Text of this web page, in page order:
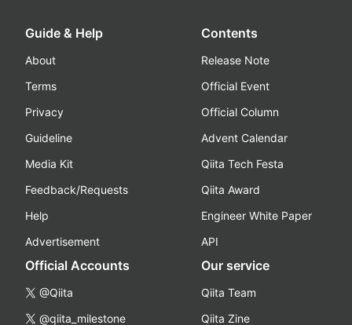
Guide & Help
About
Terms
Privacy
Guideline
Media Kit
Feedback/Requests
Help
Advertisement
Contents
Release Note
Official Event
Official Column
Advent Calendar
Qiita Tech Festa
Qiita Award
Engineer White Paper
API
Official Accounts
@Qiita
@qiita_milestone
Our service
Qiita Team
Qiita Zine